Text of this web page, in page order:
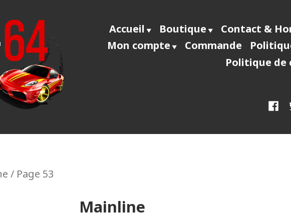
Accueil Boutique Contact &
Mon compte
Commande
Politique
/ Page 53
Mainline